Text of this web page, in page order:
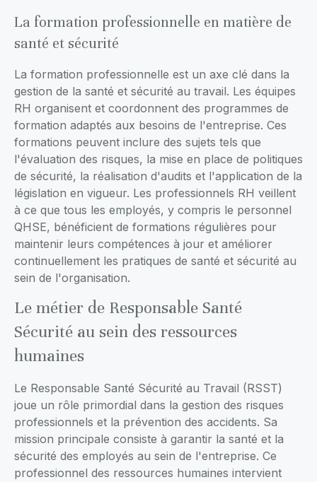
La formation professionnelle en matière de
santé et sécurité
La formation professionnelle est un axe clé dans la
gestion de la santé et sécurité au travail. Les équipes
RH organisent et coordonnent des programmes de
formation adaptés aux besoins de l'entreprise. Ces
formations peuvent inclure des sujets tels que
l'évaluation des risques, la mise en place de politiques
de sécurité, la réalisation d'audits et l'application de la
législation en vigueur. Les professionnels RH veillent
à ce que tous les employés, y compris le personnel
QHSE, bénéficient de formations régulières pour
maintenir leurs compétences à jour et améliorer
continuellement les pratiques de santé et sécurité au
sein de l'organisation.
Le métier de Responsable Santé
Sécurité au sein des ressources
humaines
Le Responsable Santé Sécurité au Travail (RSST)
joue un rôle primordial dans la gestion des risques
professionnels et la prévention des accidents. Sa
mission principale consiste à garantir la santé et la
sécurité des employés au sein de l'entreprise. Ce
professionnel des ressources humaines intervient